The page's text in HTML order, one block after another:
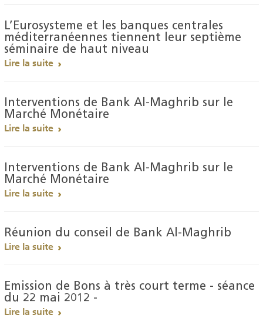
L’Eurosysteme et les banques centrales
méditerranéennes tiennent leur septième
séminaire de haut niveau
Lire la suite
Interventions de Bank Al-Maghrib sur le
Marché Monétaire
Lire la suite
Interventions de Bank Al-Maghrib sur le
Marché Monétaire
Lire la suite
Réunion du conseil de Bank Al-Maghrib
Lire la suite
Emission de Bons à très court terme - séance
du 22 mai 2012 -
Lire la suite